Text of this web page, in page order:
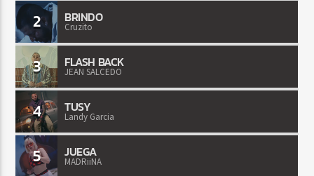
2 BRINDO
Cruzito
3 FLASH BACK
JEAN SALCEDO
4 TUSY
Landy Garcia
5 JUEGA
MADRiiNA